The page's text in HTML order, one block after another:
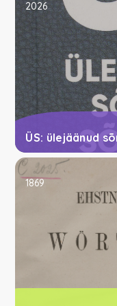
ÜS: ülejäänud
2026
1869